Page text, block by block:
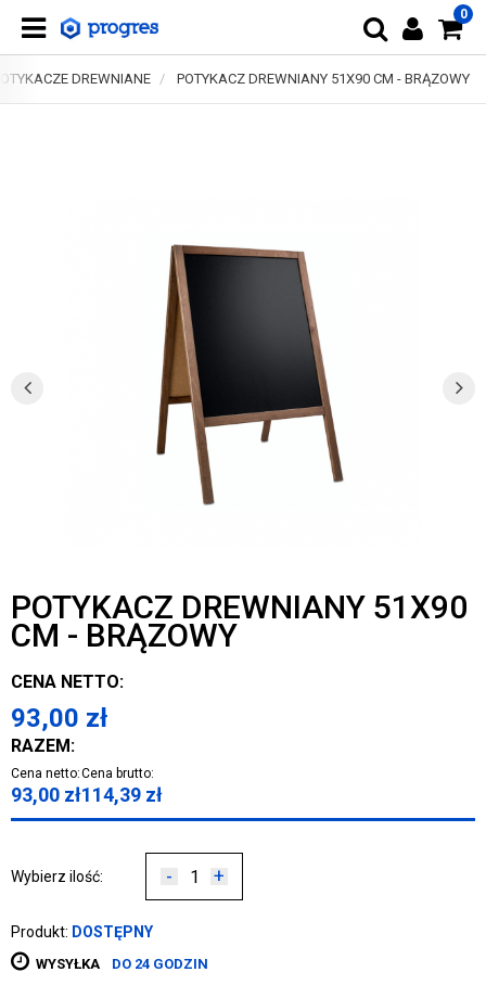
0
DREWNIANE POTYKACZ DREWNIANY 51X90 CM - BRĄZOWY
POTYKACZ DREWNIANY 51X90
CM - BRĄZOWY
CENA NETTO:
93,00 zł
RAZEM:
Cena netto:
93,00 zł
Cena brutto:
114,39 zł
Wybierz ilość: - +
Produkt: DOSTĘPNY
WYSYŁKA DO 24 GODZIN